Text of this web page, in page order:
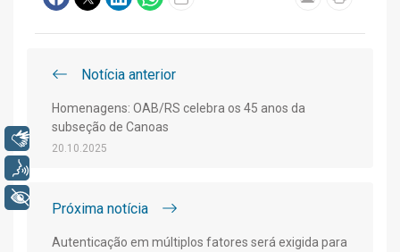
Notícia anterior
Homenagens: OAB/RS celebra os 45 anos da
subseção de Canoas
20.10.2025
Próxima notícia
Autenticação em múltiplos fatores será exigida para
Libras